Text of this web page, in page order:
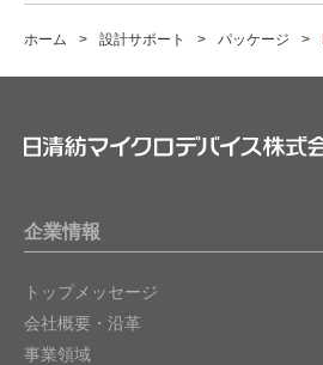
ホーム 設計サポート パッケージ
企業情報
トップメッセージ
会社概要・沿革
事業領域